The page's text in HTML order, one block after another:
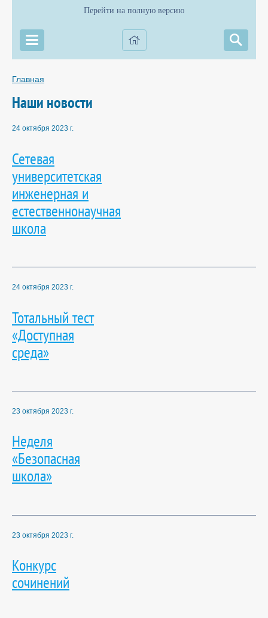
Перейти на полную версию
Главная
Наши новости
24 октября 2023 г.
Сетевая
университетская
инженерная и
естественнонаучная
школа
24 октября 2023 г.
Тотальный тест
«Доступная
среда»
23 октября 2023 г.
Неделя
«Безопасная
школа»
23 октября 2023 г.
Конкурс
сочинений